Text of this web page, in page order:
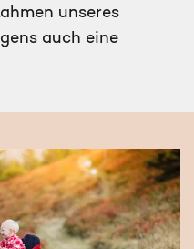
unseres
auch eine